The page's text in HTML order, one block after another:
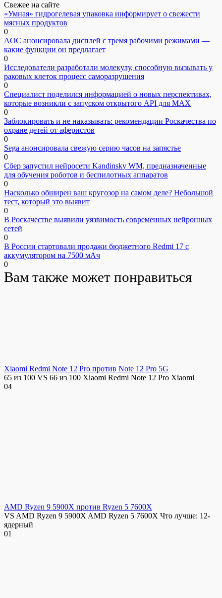
Свежее на сайте
«Умная» гидрогелевая упаковка информирует о свежести
мясных продуктов
0
AOC анонсировала дисплей с тремя рабочими режимами —
какие функции он предлагает
0
Исследователи разработали молекулу, способную вызывать у
раковых клеток процесс саморазрушения
0
Специалист поделился информацией о новых перспективах,
которые возникли с запуском открытого API для МАХ
0
Заблокировать и не наказывать: рекомендации Роскачества по
охране детей от аферистов
0
Sega анонсировала свежую серию часов на запястье
0
Сбер запустил нейросети Kandinsky WM, предназначенные
для обучения роботов и беспилотных аппаратов
0
Насколько обширен ваш кругозор на самом деле? Небольшой
тест, который это выявит
0
В Роскачестве выявили уязвимость современных нейронных
сетей
0
В России стартовали продажи бюджетного Redmi 17 с
аккумулятором на 7500 мАч
0
Вам также может понравиться
Xiaomi Redmi Note 12 Pro против Note 12 Pro 5G
65 из 100 VS 66 из 100 Xiaomi Redmi Note 12 Pro Xiaomi
04
AMD Ryzen 9 5900X против Ryzen 5 7600X
VS AMD Ryzen 9 5900X AMD Ryzen 5 7600X Что лучше: 12-
ядерный
01